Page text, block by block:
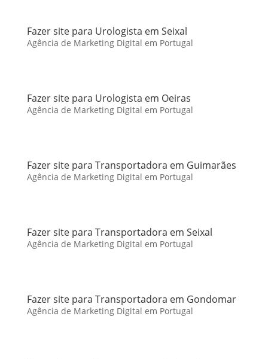
Fazer site para Urologista em Seixal
Agência de Marketing Digital em Portugal
Fazer site para Urologista em Oeiras
Agência de Marketing Digital em Portugal
Fazer site para Transportadora em Guimarães
Agência de Marketing Digital em Portugal
Fazer site para Transportadora em Seixal
Agência de Marketing Digital em Portugal
Fazer site para Transportadora em Gondomar
Agência de Marketing Digital em Portugal